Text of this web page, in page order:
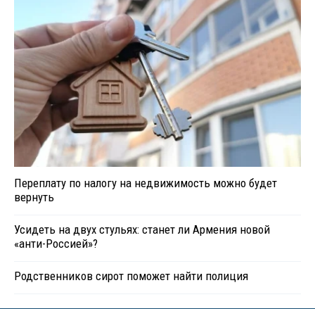
Переплату по налогу на недвижимость можно будет
вернуть
Усидеть на двух стульях: станет ли Армения новой
«анти-Россией»?
Родственников сирот поможет найти полиция